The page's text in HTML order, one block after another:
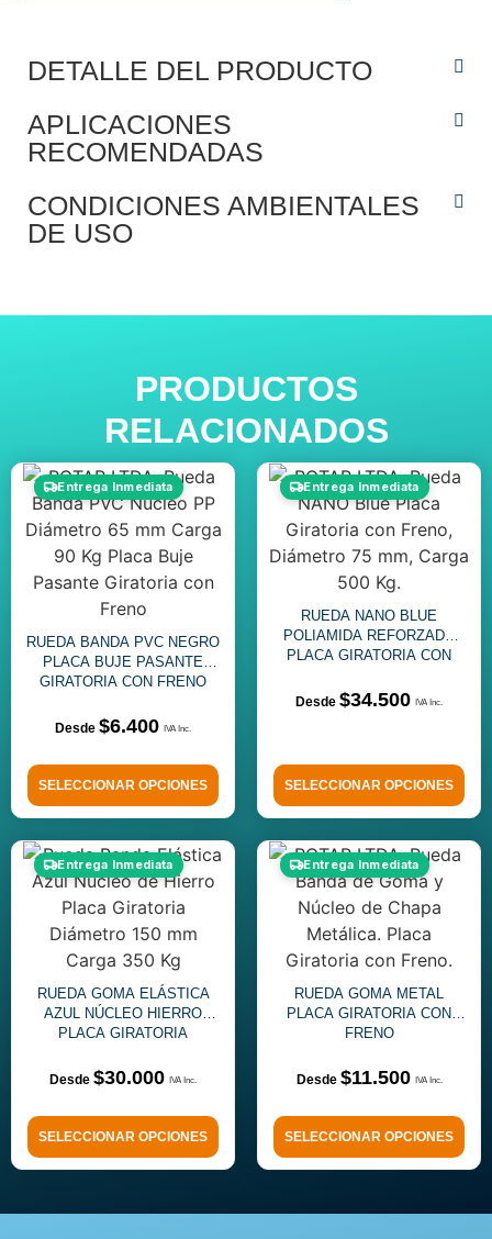
DETALLE DEL PRODUCTO
APLICACIONES
RECOMENDADAS
CONDICIONES AMBIENTALES
DE USO
PRODUCTOS
RELACIONADOS
Entrega Inmediata
RUEDA BANDA PVC NEGRO
PLACA BUJE PASANTE
GIRATORIA CON FRENO
$6.400
SELECCIONAR OPCIONES
Entrega Inmediata
RUEDA NANO BLUE
POLIAMIDA REFORZADO
PLACA GIRATORIA CON
$34.500
SELECCIONAR OPCIONES
Entrega Inmediata
RUEDA GOMA ELÁSTICA
AZUL NÚCLEO HIERRO
PLACA GIRATORIA
$30.000
SELECCIONAR OPCIONES
Entrega Inmediata
RUEDA GOMA METAL
PLACA GIRATORIA CON
FRENO
$11.500
SELECCIONAR OPCIONES